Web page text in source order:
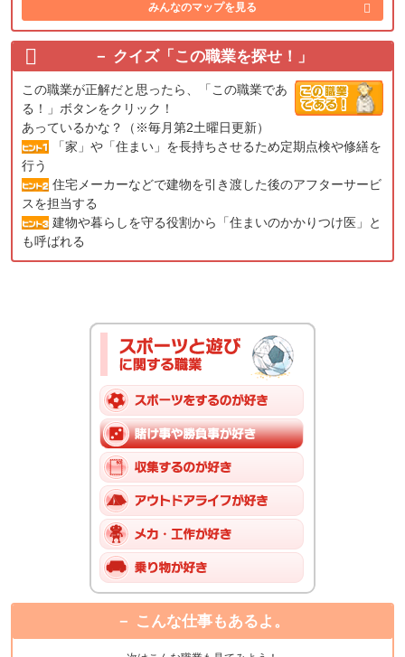
みんなのマップを見る
クイズ「この職業を探せ！」
この職業が正解だと思ったら、「この職業であ
る！」ボタンをクリック！
あっているかな？（※毎月第2土曜日更新）
「家」や「住まい」を長持ちさせるため定期点検や修繕を
行う
住宅メーカーなどで建物を引き渡した後のアフターサービ
スを担当する
建物や暮らしを守る役割から「住まいのかかりつけ医」と
も呼ばれる
こんな仕事もあるよ。